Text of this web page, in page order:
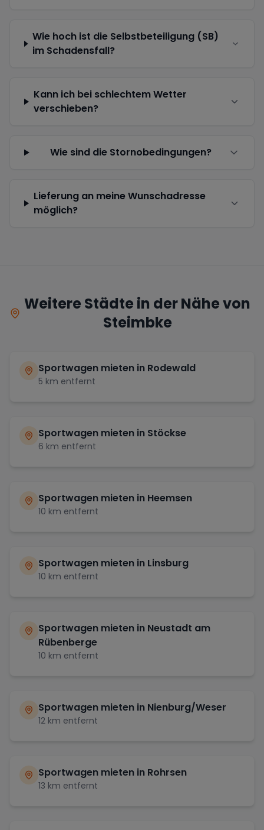
Wie hoch ist die Selbstbeteiligung (SB)
im Schadensfall?
Kann ich bei schlechtem Wetter
verschieben?
Wie sind die Stornobedingungen?
Lieferung an meine Wunschadresse
möglich?
Weitere Städte in der Nähe von
Steimbke
Sportwagen mieten in Rodewald
5 km entfernt
Sportwagen mieten in Stöckse
6 km entfernt
Sportwagen mieten in Heemsen
10 km entfernt
Sportwagen mieten in Linsburg
10 km entfernt
Sportwagen mieten in Neustadt am
Rübenberge
10 km entfernt
Sportwagen mieten in Nienburg/Weser
12 km entfernt
Sportwagen mieten in Rohrsen
13 km entfernt